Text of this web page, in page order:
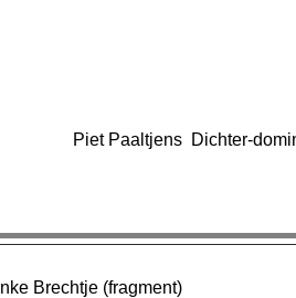
Piet Paaltjens Dichter-
Brechtje (fragment)